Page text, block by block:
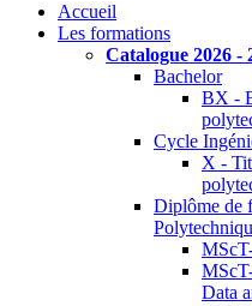
Accueil
Les formations
Catalogue 2026 -
Bachelor
BX -
Cycle
X -
Diplôme de
Data